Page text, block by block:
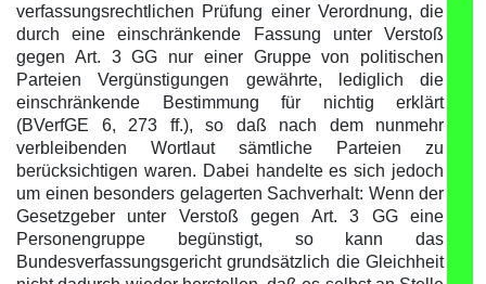
verfassungsrechtlichen Prüfung einer Verordnung, die
durch eine einschränkende Fassung unter Verstoß
gegen Art. 3 GG nur einer Gruppe von politischen
Parteien Vergünstigungen gewährte, lediglich die
einschränkende Bestimmung für nichtig erklärt
(BVerfGE 6, 273 ff.), so daß nach dem nunmehr
verbleibenden Wortlaut sämtliche Parteien zu
berücksichtigen waren. Dabei handelte es sich jedoch
um einen besonders gelagerten Sachverhalt: Wenn der
Gesetzgeber unter Verstoß gegen Art. 3 GG eine
Personengruppe begünstigt, so kann das
Bundesverfassungsgericht grundsätzlich die Gleichheit